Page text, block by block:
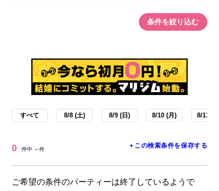
条件を絞り込む
すべて 8/8 (土) 8/9 (日) 8/10 (月) 8/11 (
0 件中 ～件 ＋この検索条件を保存する
ご希望の条件のパーティーは終了しているようで